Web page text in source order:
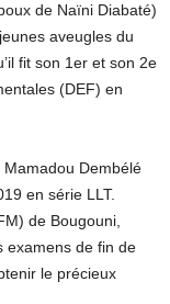
de Naïni Diabaté)
aveugles du
fit son 1er et son 2e
(DEF) en
Dembélé
en série LLT.
de Bougouni,
examens de fin de
le précieux